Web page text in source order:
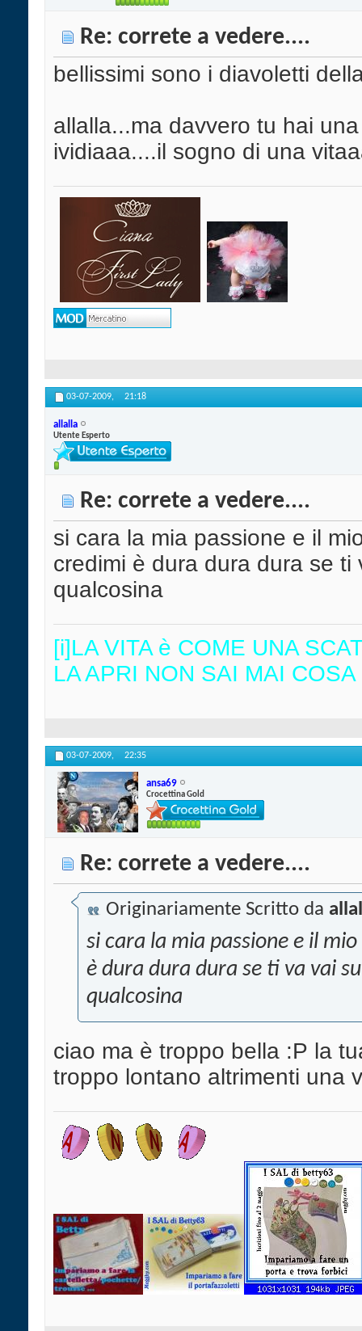
Re: correte a vedere....
bellissimi sono i diavoletti
allalla...ma davvero tu hai
ividiaaa....il sogno di una
03-07-2009, 21:18
allalla
Utente Esperto
Re: correte a vedere....
si cara la mia passione e il
credimi è dura dura dura se
qualcosina
[i]LA VITA è COME UNA
LA APRI NON SAI MAI
03-07-2009, 22:35
ansa69
Crocettina Gold
Re: correte a vedere....
Originariamente Scritto da
si cara la mia passione e il
è dura dura dura se ti va vai
qualcosina
ciao ma è troppo bella :P la
troppo lontano altrimenti una